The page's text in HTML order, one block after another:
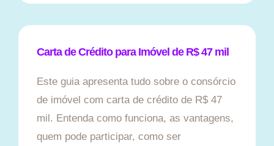
Carta de Crédito para Imóvel de R$ 47 mil
Este guia apresenta tudo sobre o consórcio
de imóvel com carta de crédito de R$ 47
mil. Entenda como funciona, as vantagens,
quem pode participar, como ser